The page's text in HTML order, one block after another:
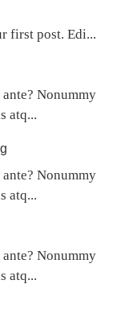
first post. Edi...
Nonummy
atq...
Nonummy
atq...
Nonummy
atq...